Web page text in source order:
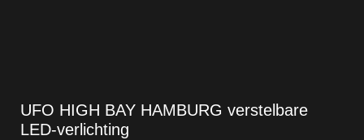
UFO HIGH BAY HAMBURG verstelbare
LED-verlichting